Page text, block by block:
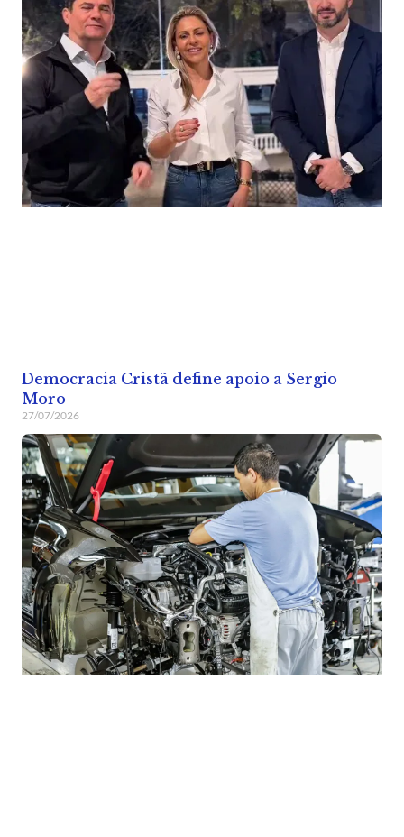
Democracia Cristã define apoio a Sergio
Moro
27/07/2026